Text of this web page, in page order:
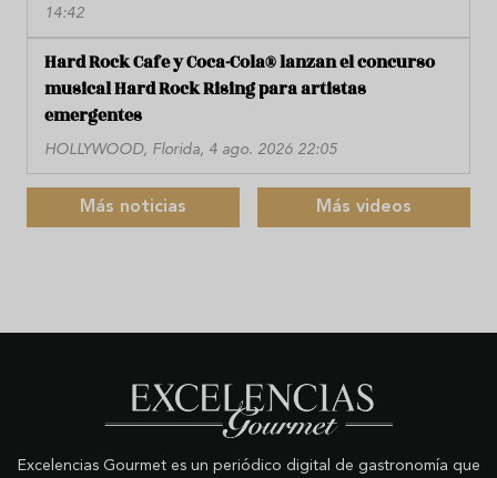
14:42
Hard Rock Cafe y Coca-Cola® lanzan el concurso
musical Hard Rock Rising para artistas
emergentes
HOLLYWOOD, Florida, 4 ago. 2026 22:05
Más noticias Más videos
Excelencias Gourmet es un periódico digital de gastronomía que